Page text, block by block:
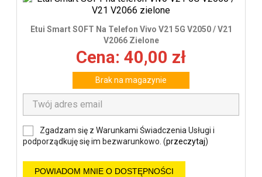
Etui Smart SOFT Na Telefon Vivo V21 5G V2050 / V21
V2066 Zielone
Cena: 40,00 zł
Brak na magazynie
Zgadzam się z Warunkami Świadczenia Usługi i
podporządkuję się im bezwarunkowo. (przeczytaj)
POWIADOM MNIE O DOSTĘPNOŚCI